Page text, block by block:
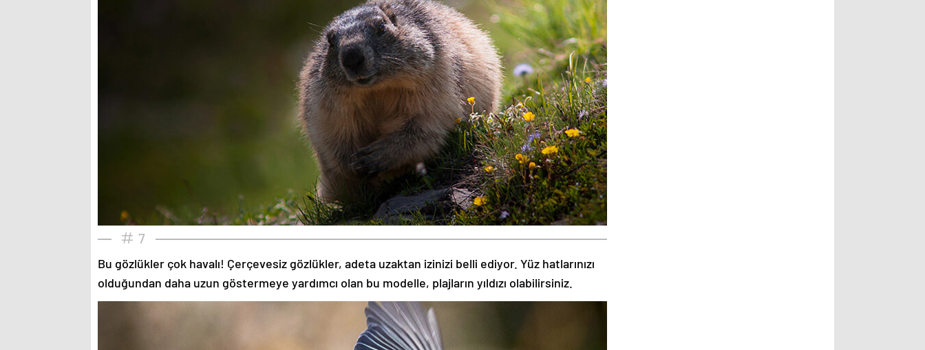
7
Bu gözlükler çok havalı! Çerçevesiz gözlükler, adeta uzaktan izinizi belli ediyor. Yüz hatlarınızı
olduğundan daha uzun göstermeye yardımcı olan bu modelle, plajların yıldızı olabilirsiniz.